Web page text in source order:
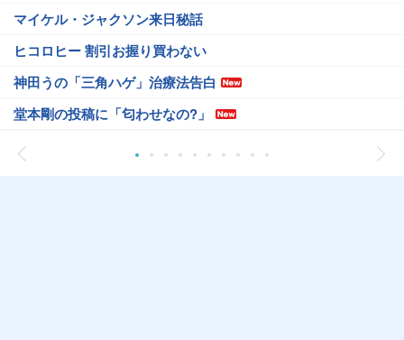
マイケル・ジャクソン来日秘話
ヒコロヒー 割引お握り買わない
神田うの「三角ハゲ」治療法告白
堂本剛の投稿に「匂わせなの?」